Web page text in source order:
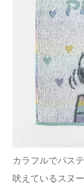
カラフルでパス
吠えているスヌ